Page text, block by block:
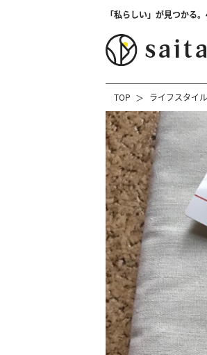
「私らしい」が見つかる
TOP ライフスタイル